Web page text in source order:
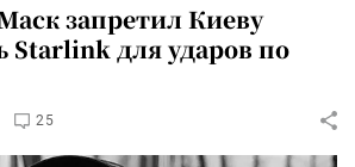
запретил Киеву
Starlink для ударов по
25